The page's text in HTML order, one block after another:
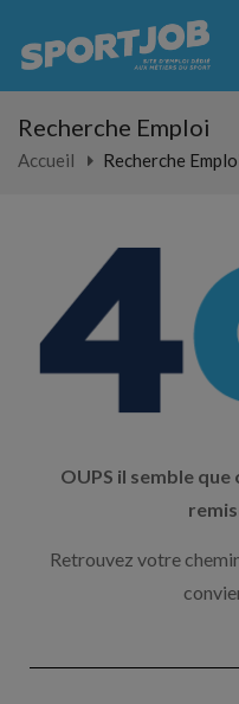
Recherche Emploi
Accueil Recherche
OUPS il semble
Retrouvez votre